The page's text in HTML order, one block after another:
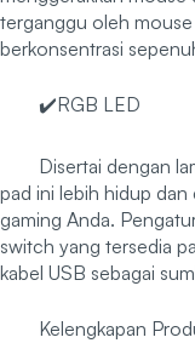
terganggu oleh
berkonsentrasi
✔️RGB LED
Disertai dengan
pad ini lebih hidup
gaming Anda.
switch yang tersedia
kabel USB sebagai
Kelengkapan